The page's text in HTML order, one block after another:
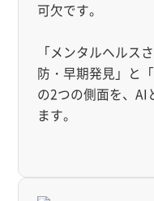
可欠です。
「メンタルヘルス
防・早期発見」と
の2つの側面を、AI
ます。